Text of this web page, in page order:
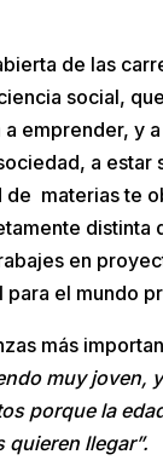
de las
social,
emprender, y
a
materias te
distinta
en
el mundo
más
muy joven,
porque la
llegar”.